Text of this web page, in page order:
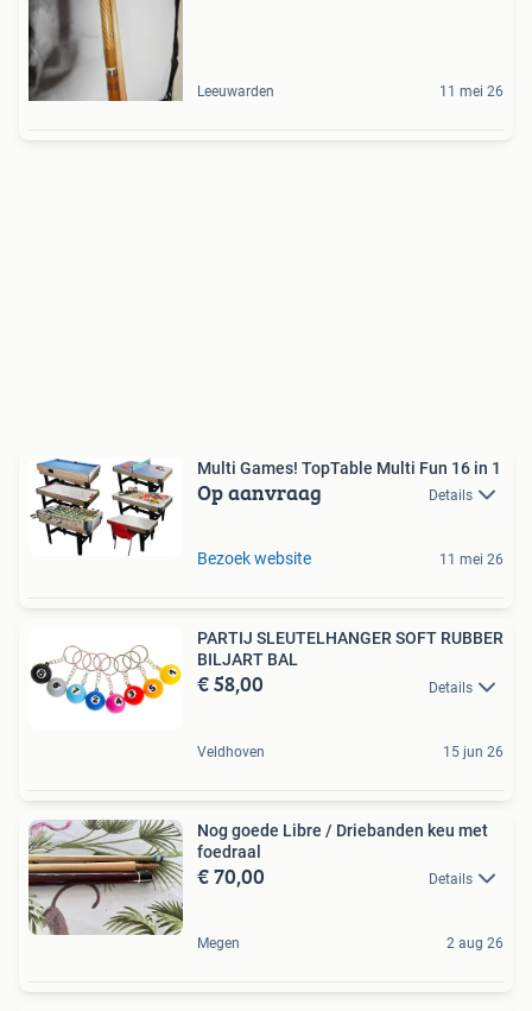
Leeuwarden 11 mei 26
Multi Games! TopTable Multi Fun 16 in 1
Op aanvraag Details
Bezoek website 11 mei 26
PARTIJ SLEUTELHANGER SOFT RUBBER
BILJART BAL
€ 58,00 Details
Veldhoven 15 jun 26
Nog goede Libre / Driebanden keu met
foedraal
€ 70,00 Details
Megen 2 aug 26